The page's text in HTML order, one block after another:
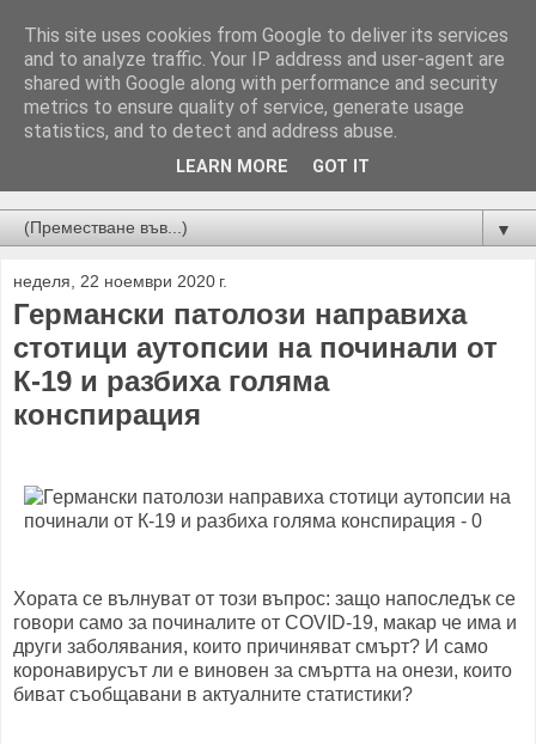
Новини от Бургас, страната и света!
▼
неделя, 22 ноември 2020 г.
Германски патолози направиха
стотици аутопсии на починали от
К-19 и разбиха голяма
конспирация
Хората се вълнуват от този въпрос: защо напоследък се
говори само за починалите от COVID-19, макар че има и
други заболявания, които причиняват смърт? И само
коронавирусът ли е виновен за смъртта на онези, които
биват съобщавани в актуалните статистики?
This site uses cookies from Google to deliver its services
and to analyze traffic. Your IP address and user-agent are
shared with Google along with performance and security
metrics to ensure quality of service, generate usage
statistics, and to detect and address abuse.
LEARN MORE GOT IT